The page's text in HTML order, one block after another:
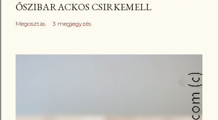
ŐSZIBARACKOS CSIRKEMELL
Megosztás 3 megjegyzés